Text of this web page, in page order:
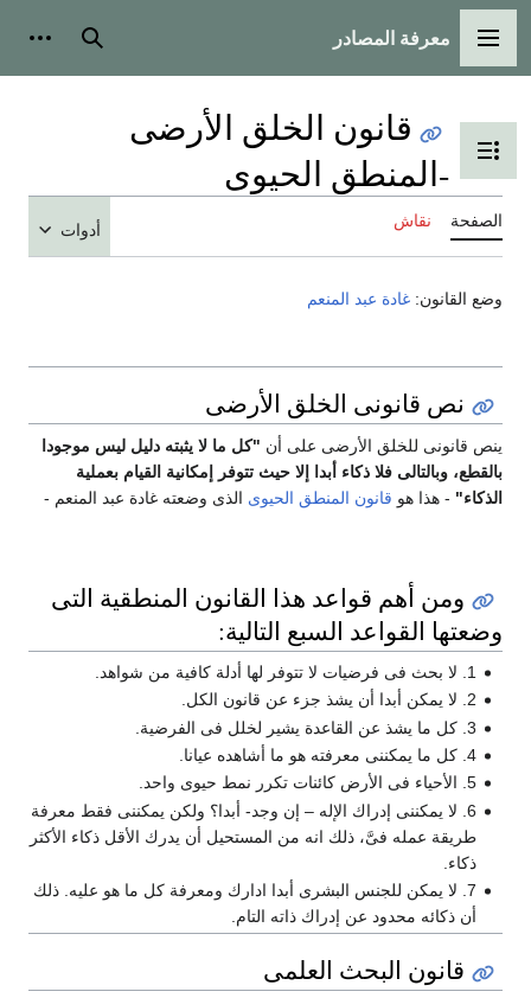
القائمة الرئيسية
معرفة المصادر بحث
تبديل عرض جدول المحتويات
قانون الخلق الأرضى
-المنطق الحيوى
الصفحة نقاش أدوات
وضع القانون:غادة عبد المنعم
نص قانونى الخلق الأرضى
ينص قانونى للخلق الأرضى على أن"كل ما لا يثبته دليل ليس موجودا
بالقطع، وبالتالى فلا ذكاء أبدا إلا حيث تتوفر إمكانية القيام بعملية
الذكاء"- هذا هوقانون المنطق الحيوىالذى وضعته غادة عبد المنعم -
ومن أهم قواعد هذا القانون المنطقية التى
وضعتها القواعد السبع التالية:
2. لا يمكن أبدا أن يشذ جزء عن قانون الكل.
3. كل ما يشذ عن القاعدة يشير لخلل فى الفرضية.
4. كل ما يمكننى معرفته هو ما أشاهده عيانا.
5. الأحياء فى الأرض كائنات تكرر نمط حيوى واحد.
6. لا يمكننى إدراك الإله – إن وجد- أبدا؟ ولكن يمكننى فقط معرفة
طريقة عمله فىَّ، ذلك انه من المستحيل أن يدرك الأقل ذكاء الأكثر
ذكاء.
7. لا يمكن للجنس البشرى أبدا ادارك ومعرفة كل ما هو عليه. ذلك
أن ذكائه محدود عن إدراك ذاته التام.
قانون البحث العلمى